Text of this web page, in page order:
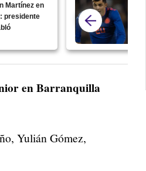
Martínez en
presidente
en Barranquilla
Yulián Gómez,